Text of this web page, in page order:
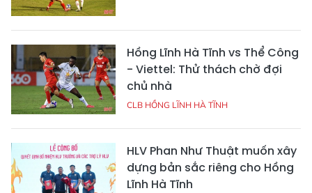
Hồng Lĩnh Hà Tĩnh vs Thể Công
- Viettel: Thử thách chờ đợi
chủ nhà
CLB HỒNG LĨNH HÀ TĨNH
HLV Phan Như Thuật muốn xây
dựng bản sắc riêng cho Hồng
Lĩnh Hà Tĩnh